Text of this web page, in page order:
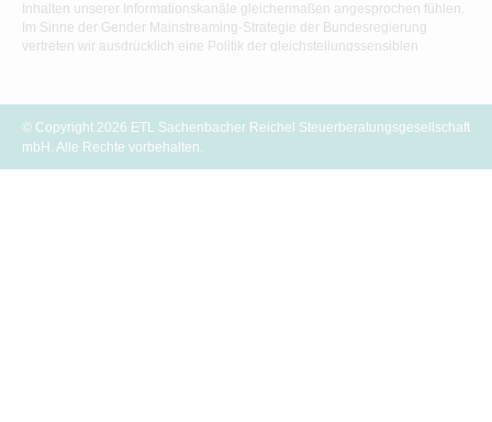
Inhalten unserer Informationskanäle gleichermaßen angesprochen fühlen.
Im Sinne der Gender Mainstreaming-Strategie der Bundesregierung
vertreten wir ausdrücklich eine Politik der gleichstellungssensiblen
© Copyright 2026 ETL Sachenbacher Reichel Steuerberatungsgesellschaft
mbH. Alle Rechte vorbehalten.